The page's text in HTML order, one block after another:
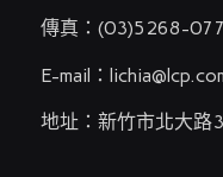
傳真：(03)5268-077
E-mail：
地址：新竹市北大路